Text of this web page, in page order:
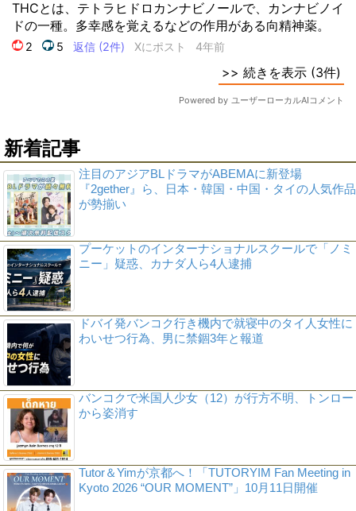
新着記事
注目のアジアBLドラマがABEMAに新登場
『2gether』ら、日本・韓国・中国・タイの人気作品
が勢揃い
プーケットのインターナショナルスクールで「ノミ
ニー」疑惑、カナダ人ら4人逮捕
ドバイ発バンコク行き機内で就寝中のタイ人女性に
わいせつ行為、男に禁錮3年と報道
バンコクで米国人少女（12）が行方不明、トンロー
から姿消す
Tutor＆Yimが京都へ！「TUTORYIM Fan Meeting in
Kyoto 2026 “OUR MOMENT”」10月11日開催